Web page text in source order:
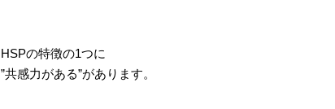
HSPの特徴の1つに
”共感力がある”があります。